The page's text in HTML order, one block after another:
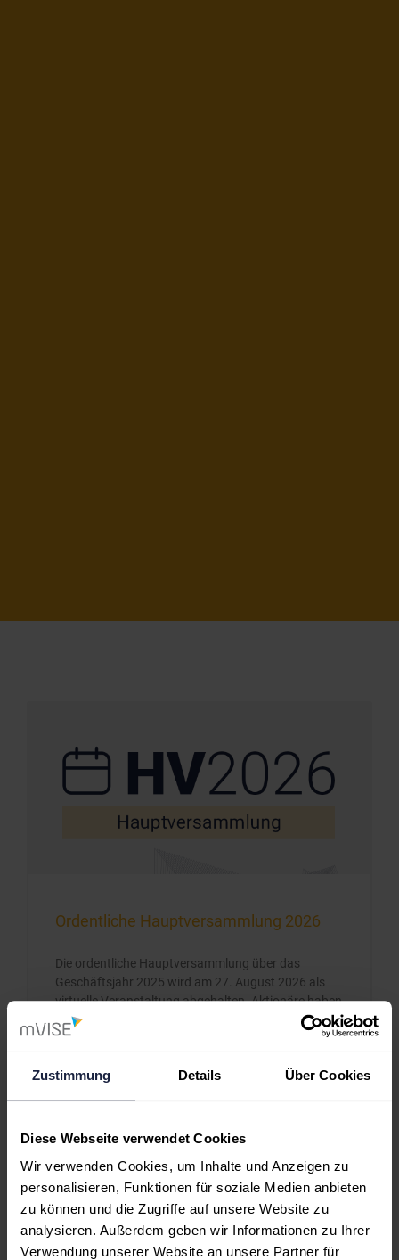
Zustimmung Details Über Cookies
Diese Webseite verwendet Cookies
Wir verwenden Cookies, um Inhalte und Anzeigen zu
personalisieren, Funktionen für soziale Medien anbieten
zu können und die Zugriffe auf unsere Website zu
analysieren. Außerdem geben wir Informationen zu Ihrer
Verwendung unserer Website an unsere Partner für
Ordentliche Hauptversammlung 2026
Die ordentliche Hauptversammlung über das
Geschäftsjahr 2025 wird am 27. August 2026 als
virtuelle Veranstaltung abgehalten. Aktionäre haben
die Möglichkeit, die Veranstaltung über das
passwortgeschützte Aktionärsportal der
Stimmrechte per Briefwahl oder Vollmacht ausüben.
Juli 20, 2026